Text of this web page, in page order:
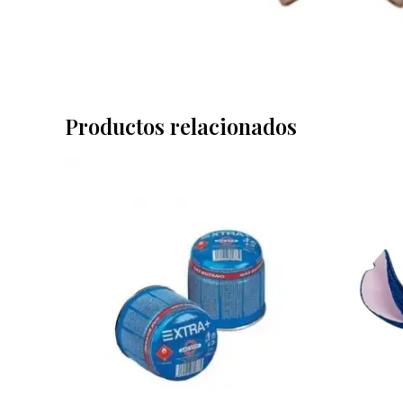
Productos relacionados